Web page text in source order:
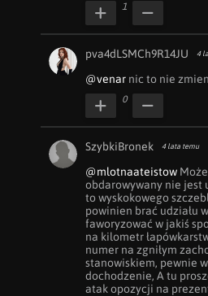
1
pva4dLSMCh9R14JU 4
@venar nic to nie
0
SzybkiBronek 4 lata temu
@mlotnaateistow
obdarowywany nie jest
to wyskokowego
powinien brać udziału
faworyzować w jakiś
na kilometr
numer na zgniłym
stanowiskiem, pewnie
dochodzenie, A tu
atak opozycji na